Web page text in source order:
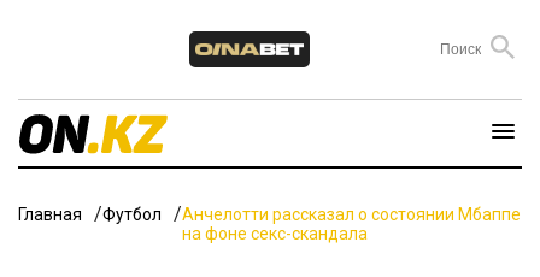
Главная Футбол
Анчелотти рассказал о состоянии Мбаппе
на фоне секс-скандала